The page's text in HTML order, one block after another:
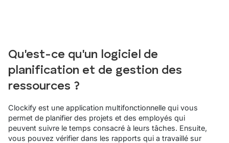
Qu'est-ce qu'un logiciel de
planification et de gestion des
ressources ?
Clockify est une application multifonctionnelle qui vous
permet de planifier des projets et des employés qui
peuvent suivre le temps consacré à leurs tâches. Ensuite,
vous pouvez vérifier dans les rapports qui a travaillé sur